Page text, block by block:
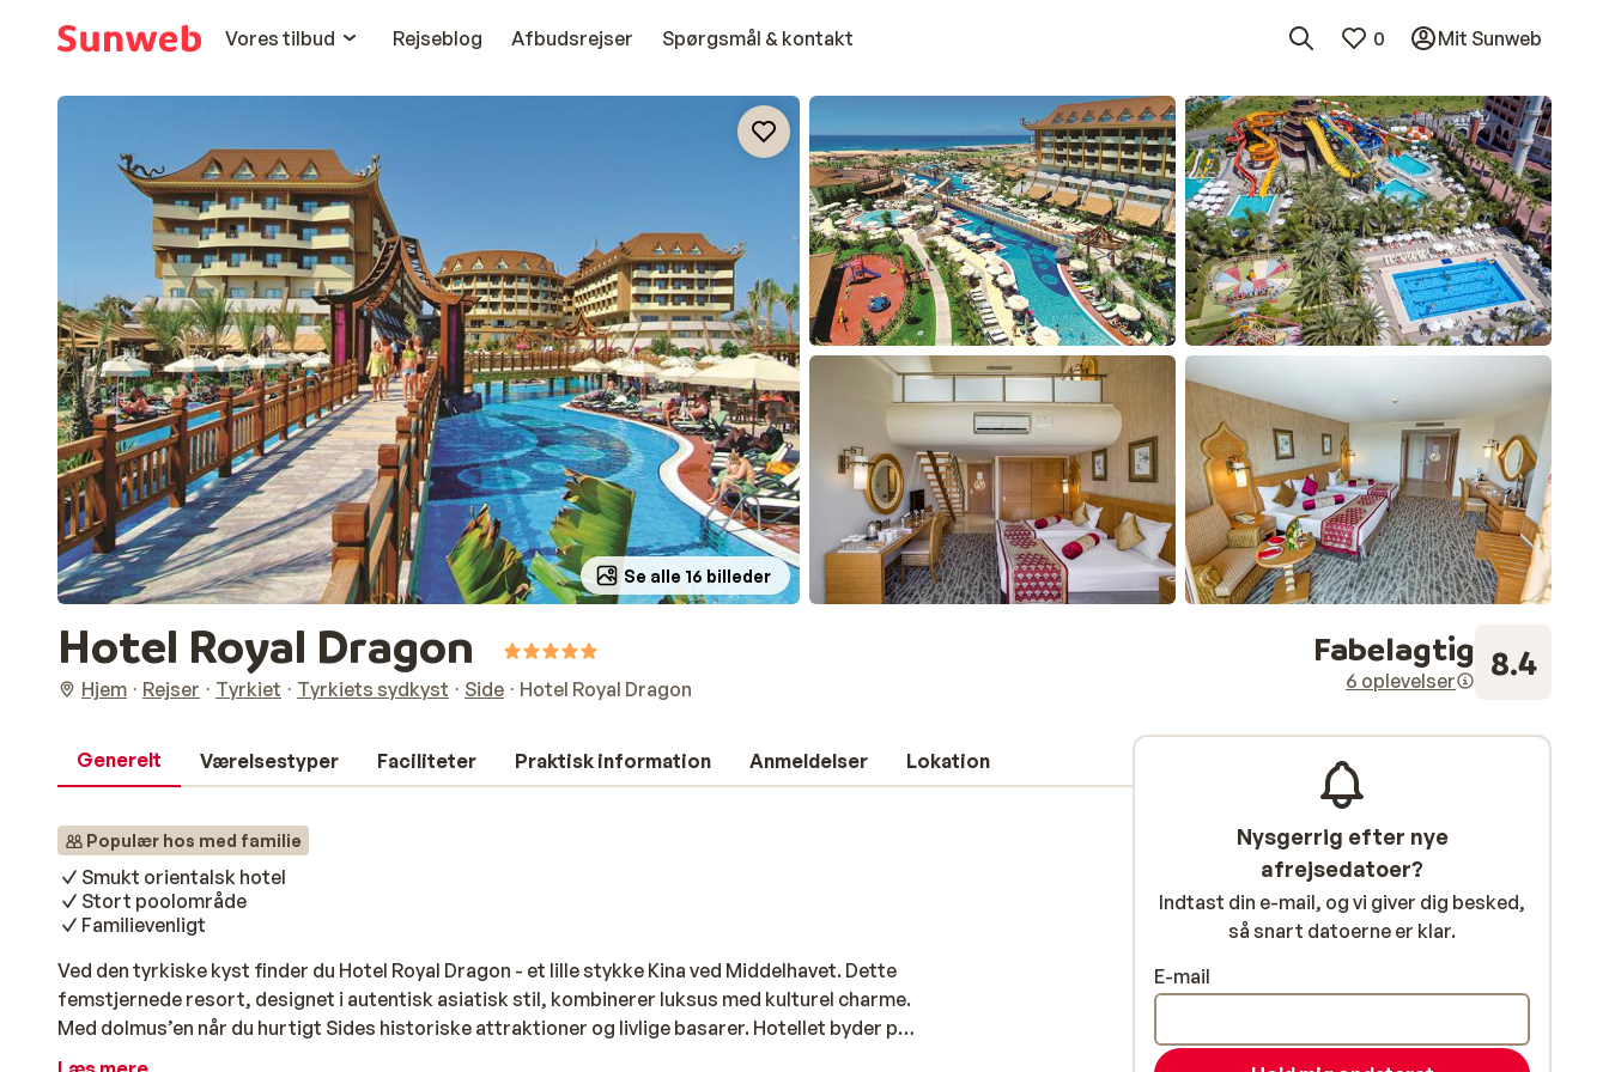
Vores tilbud
Rejseblog Afbudsrejser Spørgsmål & kontakt 0 Mit Sunweb
Se alle 16 billeder
Hotel Royal Dragon
Hjem Rejser Tyrkiet Tyrkiets sydkyst Side Hotel Royal Dragon
Fabelagtig
6 oplevelser 8.4
Generelt Værelsestyper Faciliteter Praktisk information Anmeldelser Lokation
Populær hos med familie
Smukt orientalsk hotel
Stort poolområde
Familievenligt
Ved den tyrkiske kyst finder du Hotel Royal Dragon - et lille stykke Kina ved Middelhavet. Dette
femstjernede resort, designet i autentisk asiatisk stil, kombinerer luksus med kulturel charme.
Med dolmus’en når du hurtigt Sides historiske attraktioner og livlige basarer. Hotellet byder på
en smuk orientalsk have, der via en gangbro fører til den store swimmingpool og den gyldne
Nysgerrig efter nye
afrejsedatoer?
Indtast din e-mail, og vi giver dig besked,
så snart datoerne er klar.
E-mail